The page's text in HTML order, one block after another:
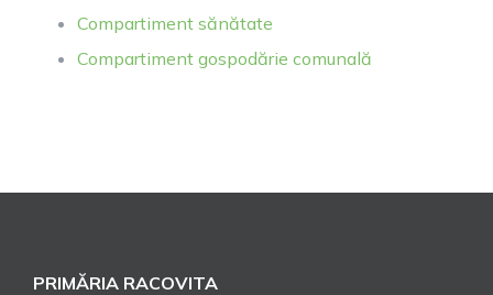
Compartiment sănătate
Compartiment gospodărie comunală
PRIMĂRIA RACOVITA